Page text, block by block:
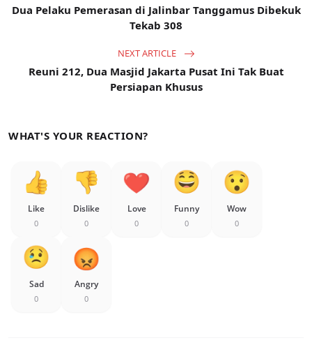
Dua Pelaku Pemerasan di Jalinbar Tanggamus Dibekuk
Tekab 308
NEXT ARTICLE
Reuni 212, Dua Masjid Jakarta Pusat Ini Tak Buat
Persiapan Khusus
WHAT'S YOUR REACTION?
Like
0
Dislike
0
Love
0
Funny
0
Wow
0
Sad
0
Angry
0